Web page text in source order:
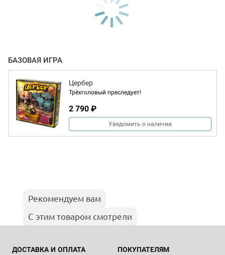
БАЗОВАЯ ИГРА
Цербер
Трёхголовый преследует!
2 790 ₽
Уведомить о наличии
Рекомендуем вам
С этим товаром смотрели
ДОСТАВКА И ОПЛАТА ПОКУПАТЕЛЯМ